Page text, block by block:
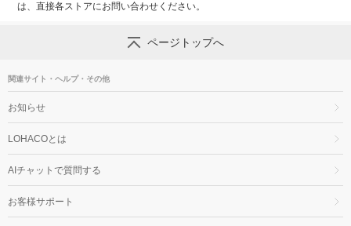
は、直接各ストアにお問い合わせください。
ページトップへ
関連サイト・ヘルプ・その他
お知らせ
LOHACOとは
AIチャットで質問する
お客様サポート